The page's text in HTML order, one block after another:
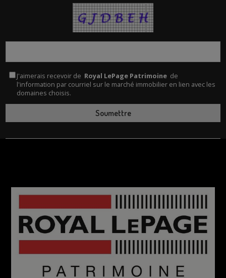
J'aimerais recevoir de Royal LePage Patrimoine de
l'information par courriel sur le marché immobilier en lien avec les
domaines choisis.